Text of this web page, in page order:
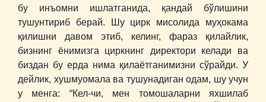
бу инъомни ишлатганида, қандай бўлишини
тушунтириб берай. Шу цирк мисолида муҳокама
қилишни давом этиб, келинг, фараз қилайлик,
бизнинг ёнимизга циркнинг директори келади ва
биздан бу ерда нима қилаётганимизни сўрайди. У
дейлик, хушмуомала ва тушунадиган одам, шу учун
у менга: “Кел-чи, мен томошаларни яхшилаб